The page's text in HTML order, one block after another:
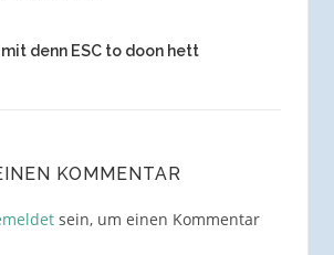
denn ESC to doon hett
KOMMENTAR
sein, um einen Kommentar